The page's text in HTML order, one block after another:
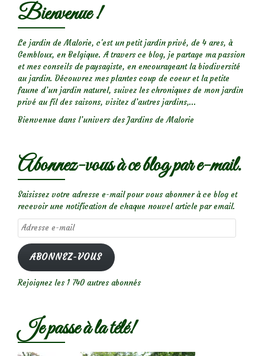
Bienvenue !
Le jardin de Malorie, c'est un petit jardin privé, de 4 ares, à
Gembloux, en Belgique. A travers ce blog, je partage ma passion
et mes conseils de paysagiste, en encourageant la biodiversité
au jardin. Découvrez mes plantes coup de coeur et la petite
faune d’un jardin naturel, suivez les chroniques de mon jardin
privé au fil des saisons, visitez d’autres jardins,...
Bienvenue dans l’univers des Jardins de Malorie
Abonnez-vous à ce blog par e-mail.
Saisissez votre adresse e-mail pour vous abonner à ce blog et
recevoir une notification de chaque nouvel article par email.
Adresse
e-
mail
ABONNEZ-VOUS
Rejoignez les 1 740 autres abonnés
Je passe à la télé!